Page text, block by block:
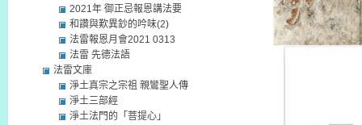
2021年 御正忌報恩講法要
和讚與歎異鈔的吟味(2)
法雷報恩月會2021 0313
法雷 先德法語
法雷文庫
淨土真宗之宗祖 親鸞聖人傳
淨土三部經
淨土法門的「菩提心」